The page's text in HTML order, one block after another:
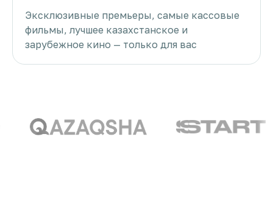
Эксклюзивные премьеры, самые кассовые
фильмы, лучшее казахстанское и
зарубежное кино — только для вас